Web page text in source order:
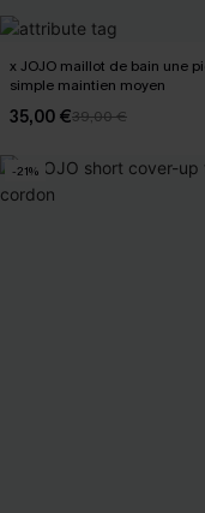
x JOJO maillot de bain une
simple maintien moyen
35,00 €39,00 €
-21%